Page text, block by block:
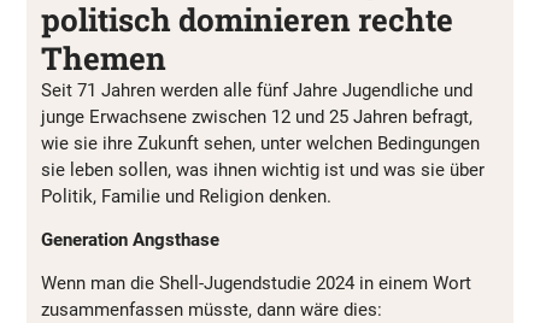
politisch dominieren rechte
Themen
Seit 71 Jahren werden alle fünf Jahre Jugendliche und
junge Erwachsene zwischen 12 und 25 Jahren befragt,
wie sie ihre Zukunft sehen, unter welchen Bedingungen
sie leben sollen, was ihnen wichtig ist und was sie über
Politik, Familie und Religion denken.
Generation Angsthase
Wenn man die Shell-Jugendstudie 2024 in einem Wort
zusammenfassen müsste, dann wäre dies: